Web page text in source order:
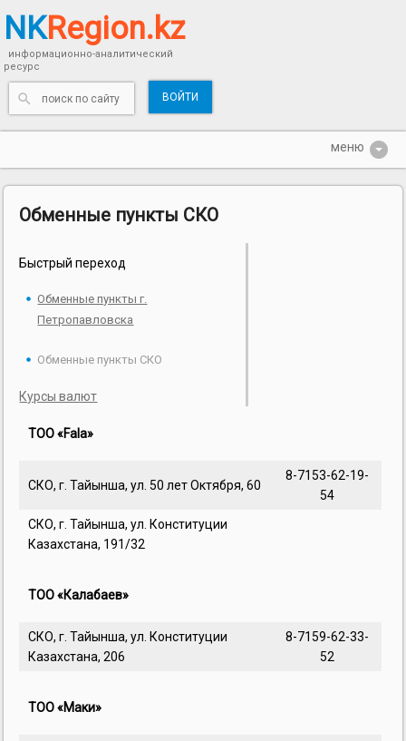
NKRegion.kz
информационно-аналитический
ресурс
ВОЙТИ
Обменные пункты СКО
Быстрый переход
Обменные пункты г.
Петропавловска
Обменные пункты СКО
Курсы валют
ТОО «Fala»
СКО, г. Тайынша, ул. 50 лет Октября, 60
8-7153-62-19-
54
СКО, г. Тайынша, ул. Конституции
Казахстана, 191/32
ТОО «Калабаев»
СКО, г. Тайынша, ул. Конституции
Казахстана, 206
8-7159-62-33-
52
ТОО «Маки»